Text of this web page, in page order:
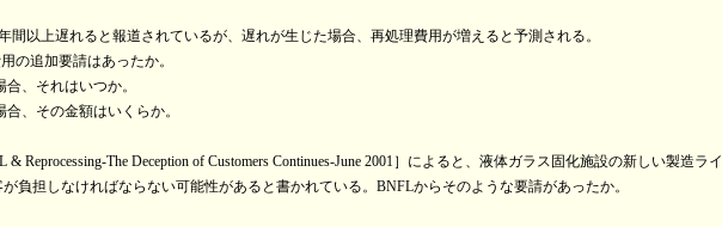
間以上遅れると報道されているが、遅れが生じた場合、再処理費用が増えると予測される。
の追加要請はあったか。
合、それはいつか。
合、その金額はいくらか。
& Reprocessing-The Deception of Customers Continues-June 2001］によると、液体ガラス固化施設の新しい製造ライ
負担しなければならない可能性があると書かれている。BNFLからそのような要請があったか。